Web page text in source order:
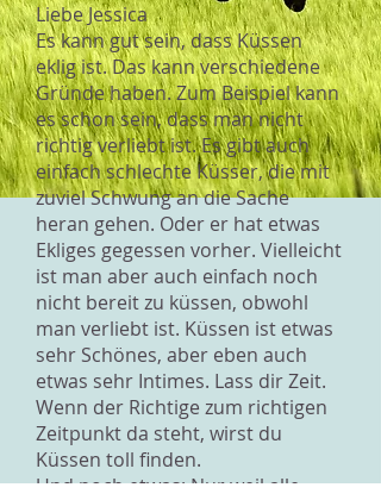
Liebe Jessica
Es kann gut sein, dass Küssen
eklig ist. Das kann verschiedene
Gründe haben. Zum Beispiel kann
es schon sein, dass man nicht
richtig verliebt ist. Es gibt auch
einfach schlechte Küsser, die mit
zuviel Schwung an die Sache
heran gehen. Oder er hat etwas
Ekliges gegessen vorher. Vielleicht
ist man aber auch einfach noch
nicht bereit zu küssen, obwohl
man verliebt ist. Küssen ist etwas
sehr Schönes, aber eben auch
etwas sehr Intimes. Lass dir Zeit.
Wenn der Richtige zum richtigen
Zeitpunkt da steht, wirst du
Küssen toll finden.
Und noch etwas: Nur weil alle